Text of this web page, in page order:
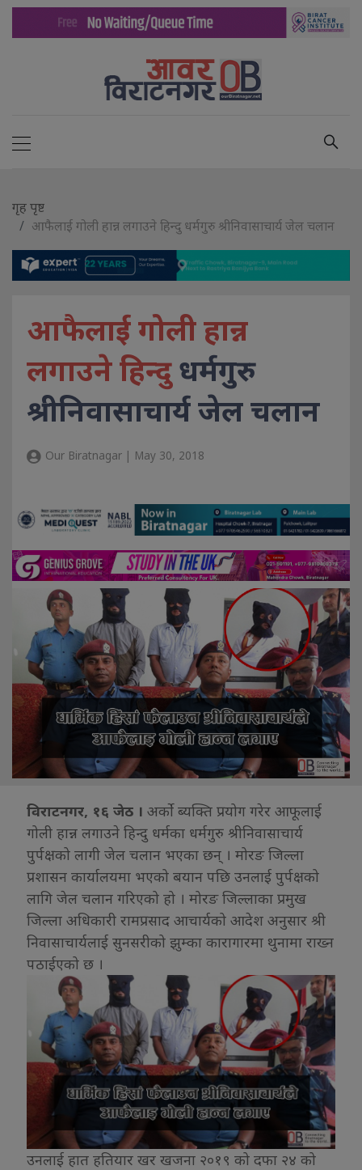
गृह पृष्ट
आफैलाई गोली हान्न लगाउने हिन्दु धर्मगुरु श्रीनिवासाचार्य जेल चलान
आफैलाई गोली हान्न
लगाउने हिन्दु धर्मगुरु
श्रीनिवासाचार्य जेल चलान
Our Biratnagar | May 30, 2018
विराटनगर, १६ जेठ । अर्को ब्यक्ति प्रयोग गरेर आफूलाई
गोली हान्न लगाउने हिन्दु धर्मका धर्मगुरु श्रीनिवासाचार्य
पुर्पक्षको लागी जेल चलान भएका छन् । मोरङ जिल्ला
प्रशासन कार्यालयमा भएको बयान पछि उनलाई पुर्पक्षको
लागि जेल चलान गरिएको हो । मोरङ जिल्लाका प्रमुख
जिल्ला अधिकारी रामप्रसाद आचार्यको आदेश अनुसार श्री
निवासाचार्यलाई सुनसरीको झुम्का कारागारमा थुनामा राख्न
पठाईएको छ ।
उनलाई हात हतियार खर खजना २०१९ को दफा २४ को